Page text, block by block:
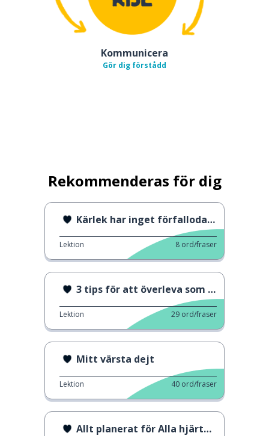
Kommunicera
Gör dig förstådd
Rekommenderas för dig
Kärlek har inget förfallodatum
Lektion 8 ord/fraser
3 tips för att överleva som ensamstående förälder
Lektion 29 ord/fraser
Mitt värsta dejt
Lektion 40 ord/fraser
Allt planerat för Alla hjärtans dag, eller inte